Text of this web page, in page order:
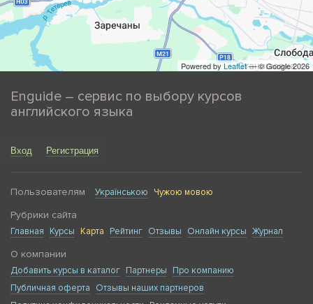
Powered byLeaflet— © Google 2026
Enguide – сервис по выбору курсов
английского языка
Вход Регистрация
Пользователям Українською Чужою мовою
Рубрики сайта
Главная Курсы Карта Рейтинг Отзывы Онлайн курсы Журнал
О компании
Добавить курсы в каталог Партнеры
Про компанию
Публичная оферта
Отзывы наших партнеров